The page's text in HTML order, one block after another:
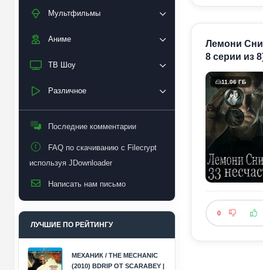
Мультфильмы
Аниме
ТВ Шоу
Различное
Последние комментарии
FAQ по скачиванию с Filecrypt
используя JDownloader
Написать нам письмо
ЛУЧШИЕ ПО РЕЙТИНГУ
МЕХАНИК / THE MECHANIC
(2010) BDRIP ОТ SCARABEY |
Лемони
8 серии из
11.06 ГБ
0